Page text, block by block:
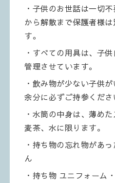
・子供のお世話は一切
から解散まで保護者様
す。
・すべての用具は、子
管理させています。
・飲み物が少ない子供
余分に必ずご持参くださ
・水筒の中身は、薄め
麦茶、水に限ります。
・持ち物の忘れ物があ
ん
・持ち物 ユニフォーム